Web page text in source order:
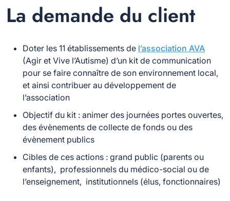
La demande du client
Doter les 11 établissements de l’association AVA
(Agir et Vive l’Autisme) d’un kit de communication
pour se faire connaître de son environnement local,
et ainsi contribuer au développement de
l’association
Objectif du kit : animer des journées portes ouvertes,
des évènements de collecte de fonds ou des
évènement publics
Cibles de ces actions : grand public (parents ou
enfants), professionnels du médico-social ou de
l’enseignement, institutionnels (élus, fonctionnaires)